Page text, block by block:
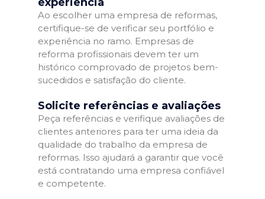
Ao escolher uma empresa de reformas,
certifique-se de verificar seu portfólio e
experiência no ramo. Empresas de
reforma profissionais devem ter um
histórico comprovado de projetos bem-
sucedidos e satisfação do cliente.
Solicite referências e avaliações
Peça referências e verifique avaliações de
clientes anteriores para ter uma ideia da
qualidade do trabalho da empresa de
reformas. Isso ajudará a garantir que você
está contratando uma empresa confiável
e competente.